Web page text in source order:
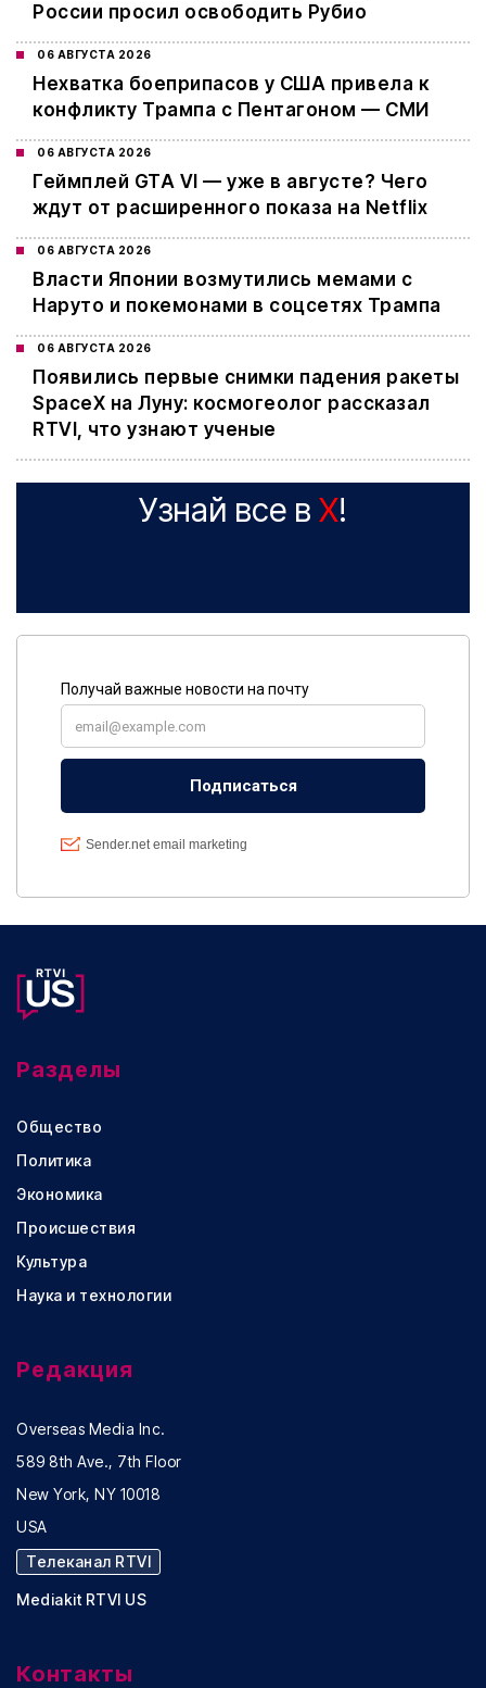
России просил освободить Рубио
06 АВГУСТА 2026
Нехватка боеприпасов у США привела к
конфликту Трампа с Пентагоном — СМИ
06 АВГУСТА 2026
Геймплей GTA VI — уже в августе? Чего
ждут от расширенного показа на Netflix
06 АВГУСТА 2026
Власти Японии возмутились мемами с
Наруто и покемонами в соцсетях Трампа
06 АВГУСТА 2026
Появились первые снимки падения ракеты
SpaceX на Луну: космогеолог рассказал
RTVI, что узнают ученые
Узнай все в X!
Разделы
Общество
Политика
Экономика
Происшествия
Культура
Наука и технологии
Редакция
Overseas Media Inc.
589 8th Ave., 7th Floor
New York, NY 10018
USA
Телеканал RTVI
Mediakit RTVI US
Контакты